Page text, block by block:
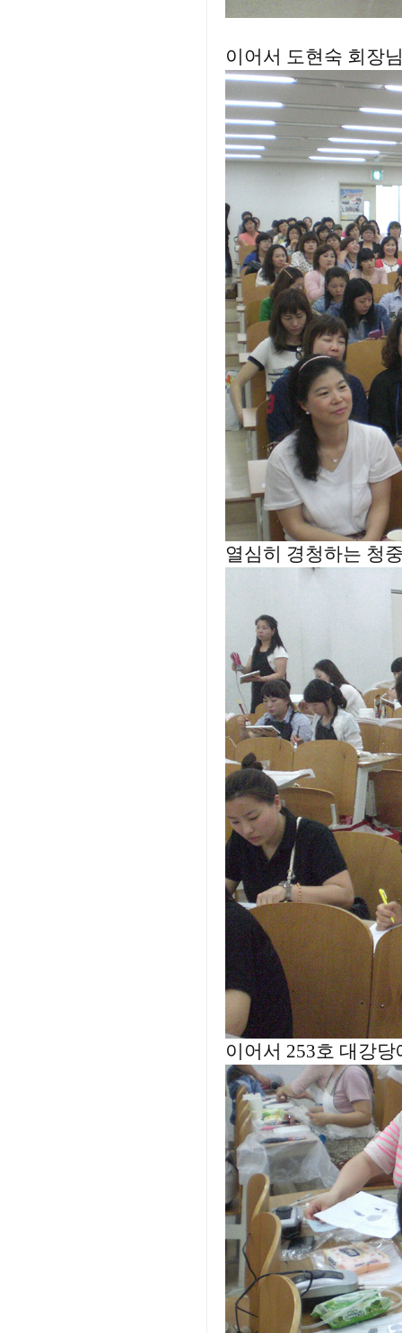
이어서 도현숙 회장
열심히 경청하는 청
이어서 253호 대강